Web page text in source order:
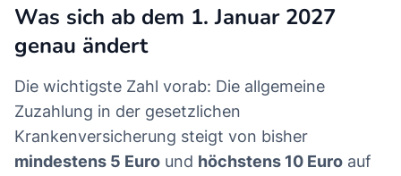
Was sich ab dem 1. Januar 2027
genau ändert
Die wichtigste Zahl vorab: Die allgemeine
Zuzahlung in der gesetzlichen
Krankenversicherung steigt von bisher
mindestens 5 Euro und höchstens 10 Euro auf